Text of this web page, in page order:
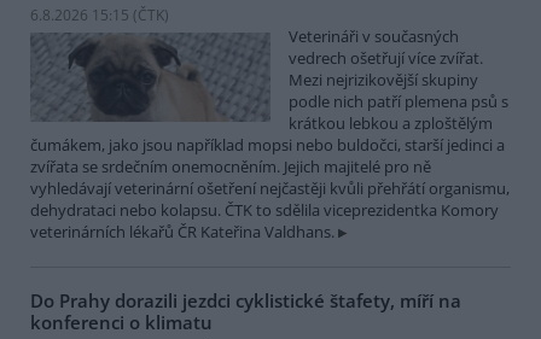
6.8.2026 15:15 (ČTK)
Veterináři v současných
vedrech ošetřují více zvířat.
Mezi nejrizikovější skupiny
podle nich patří plemena psů s
krátkou lebkou a zploštělým
čumákem, jako jsou například mopsi nebo buldočci, starší jedinci a
zvířata se srdečním onemocněním. Jejich majitelé pro ně
vyhledávají veterinární ošetření nejčastěji kvůli přehřátí organismu,
dehydrataci nebo kolapsu. ČTK to sdělila viceprezidentka Komory
veterinárních lékařů ČR Kateřina Valdhans.
Do Prahy dorazili jezdci cyklistické štafety, míří na
konferenci o klimatu